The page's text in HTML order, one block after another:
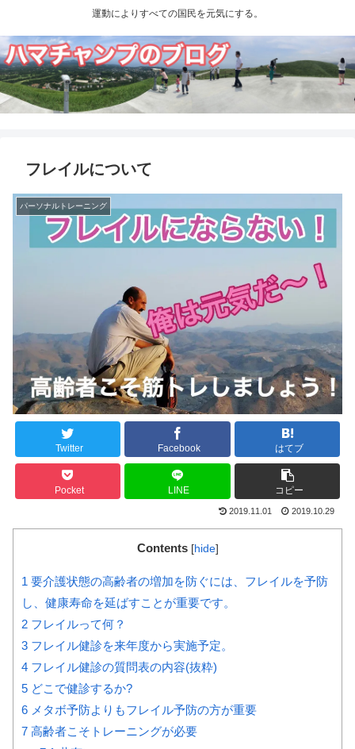
運動によりすべての国民を元気にする。
フレイルについて
パーソナルトレーニング
Twitter Facebook はてブ
Pocket LINE コピー
2019.11.01 2019.10.29
Contents [hide]
1 要介護状態の高齢者の増加を防ぐには、フレイルを予防
し、健康寿命を延ばすことが重要です。
2 フレイルって何？
3 フレイル健診を来年度から実施予定。
4 フレイル健診の質問表の内容(抜粋)
5 どこで健診するか?
6 メタボ予防よりもフレイル予防の方が重要
7 高齢者こそトレーニングが必要